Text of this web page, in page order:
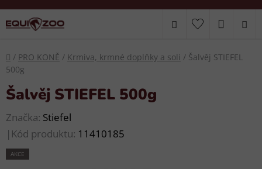
Hledat
KOŠÍK
Domů
/ PRO KONĚ / Krmiva, krmné doplňky a soli / Šalvěj STIEFEL
500g
Šalvěj STIEFEL 500g
Značka: Stiefel
| Kód produktu: 11410185
AKCE